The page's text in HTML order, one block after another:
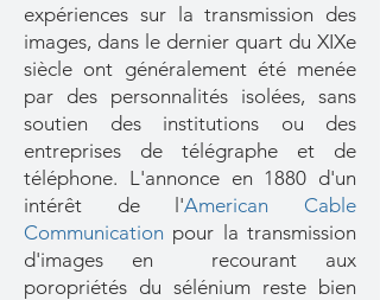
expériences sur la transmission des
images, dans le dernier quart du XIXe
siècle ont généralement été menée
par des personnalités isolées, sans
soutien des institutions ou des
entreprises de télégraphe et de
téléphone. L'annonce en 1880 d'un
intérêt de l'American Cable
Communication pour la transmission
d'images en recourant aux
poropriétés du sélénium reste bien